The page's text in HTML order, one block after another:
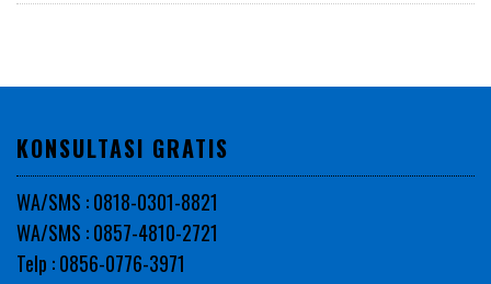
KONSULTASI GRATIS
WA/SMS : 0818-0301-8821
WA/SMS : 0857-4810-2721
Telp : 0856-0776-3971